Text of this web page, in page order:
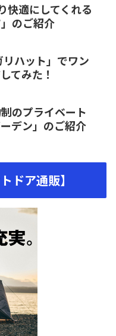
快適にしてくれる
のご紹介
リハット」でワン
てみた！
のプライベート
デン」のご紹介
ドア通販】